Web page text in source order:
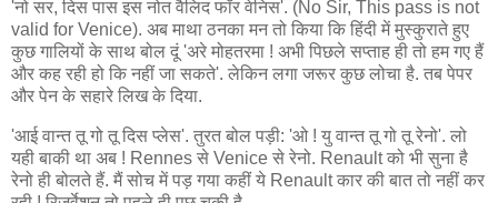
'नो सर, दिस पास इस नोत वैलिद फॉर वेनिस'. (No Sir, This pass is not
valid for Venice). अब माथा ठनका मन तो किया कि हिंदी में मुस्कुराते हुए
कुछ गालियों के साथ बोल दूं 'अरे मोहतरमा ! अभी पिछले सप्ताह ही तो हम गए हैं
और कह रही हो कि नहीं जा सकते'. लेकिन लगा जरूर कुछ लोचा है. तब पेपर
और पेन के सहारे लिख के दिया.
'आई वान्त तू गो तू दिस प्लेस'. तुरत बोल पड़ी: 'ओ ! यु वान्त तू गो तू रेनो'. लो
यही बाकी था अब ! Rennes से Venice से रेनो. Renault को भी सुना है
रेनो ही बोलते हैं. मैं सोच में पड़ गया कहीं ये Renault कार की बात तो नहीं कर